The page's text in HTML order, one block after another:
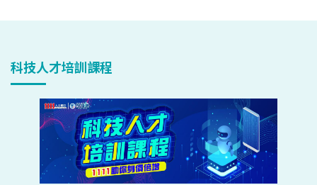
科技人才培訓課程